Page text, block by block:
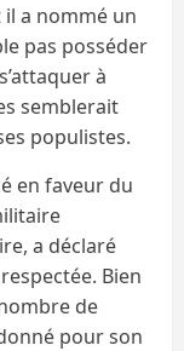
a nommé un
pas posséder
à
semblerait
populistes.
en faveur du
a déclaré
Bien
de
pour son